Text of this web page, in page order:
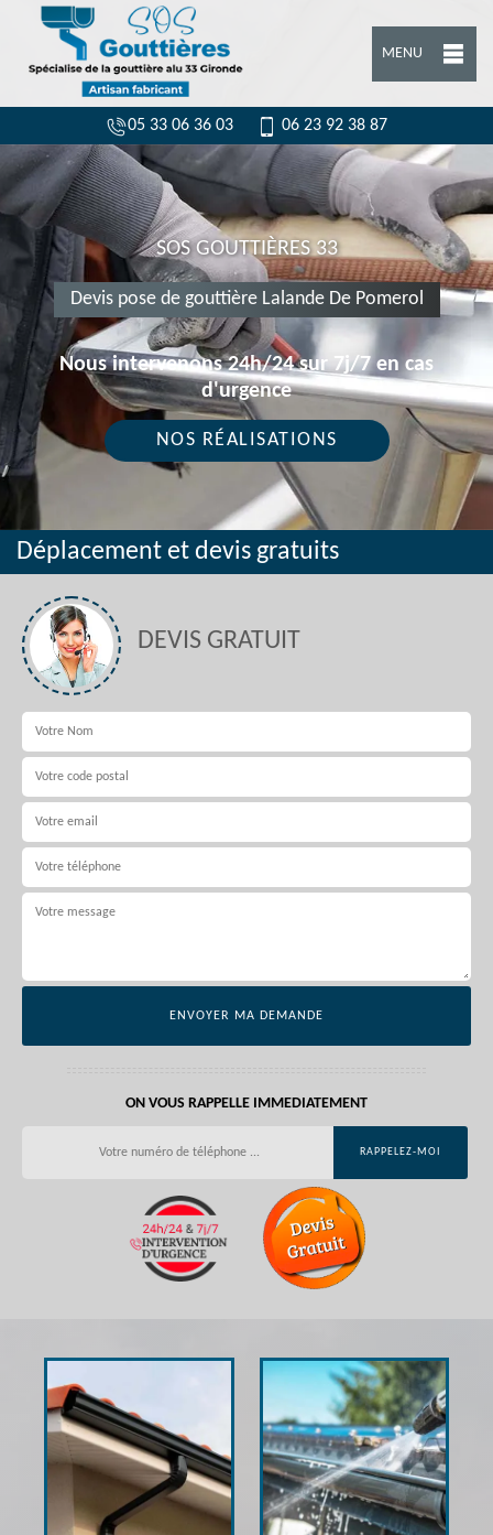
MENU
05 33 06 36 03 06 23 92 38 87
SOS GOUTTIÈRES 33
Devis pose de gouttière Lalande De Pomerol
Nous intervenons 24h/24 sur 7j/7 en cas
d'urgence
NOS RÉALISATIONS
Déplacement et devis gratuits
DEVIS GRATUIT
ON VOUS RAPPELLE IMMEDIATEMENT